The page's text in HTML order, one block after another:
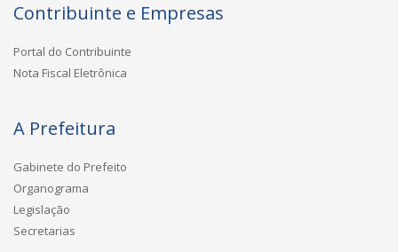
Contribuinte e Empresas
Portal do Contribuinte
Nota Fiscal Eletrônica
A Prefeitura
Gabinete do Prefeito
Organograma
Legislação
Secretarias